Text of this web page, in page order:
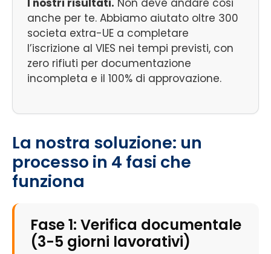
anche per te. Abbiamo aiutato oltre 300
societa extra-UE a completare
l’iscrizione al VIES nei tempi previsti, con
zero rifiuti per documentazione
incompleta e il 100% di approvazione.
La nostra soluzione: un
processo in 4 fasi che
funziona
Fase 1: Verifica documentale
(3-5 giorni lavorativi)